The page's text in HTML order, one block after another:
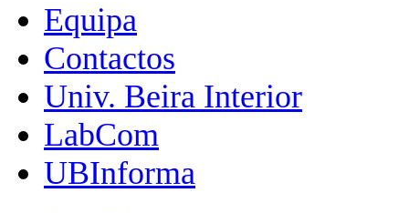
Equipa
Contactos
Univ. Beira Interior
LabCom
UBInforma